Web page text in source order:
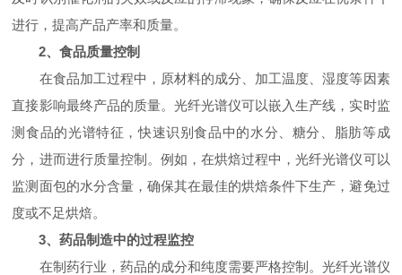
进行，提高产品产率和质量。
2、食品质量控制
在食品加工过程中，原材料的成分、加工温度、湿度等因素
直接影响最终产品的质量。光纤光谱仪可以嵌入生产线，实时监
测食品的光谱特征，快速识别食品中的水分、糖分、脂肪等成
分，进而进行质量控制。例如，在烘焙过程中，光纤光谱仪可以
监测面包的水分含量，确保其在最佳的烘焙条件下生产，避免过
度或不足烘焙。
3、药品制造中的过程监控
在制药行业，药品的成分和纯度需要严格控制。光纤光谱仪